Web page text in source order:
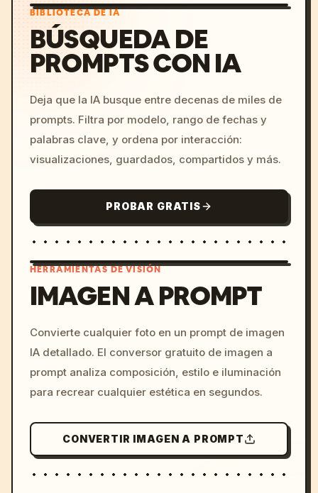
BIBLIOTECA DE IA
BÚSQUEDA DE
PROMPTS CON IA
Deja que la IA busque entre decenas de miles de
prompts. Filtra por modelo, rango de fechas y
palabras clave, y ordena por interacción:
visualizaciones, guardados, compartidos y más.
PROBAR GRATIS
c, cyberpunk sunset, neon
colors, 8k --v 6.0
HERRAMIENTAS DE VISIÓN
IMAGEN A PROMPT
Convierte cualquier foto en un prompt de imagen
IA detallado. El conversor gratuito de imagen a
prompt analiza composición, estilo e iluminación
para recrear cualquier estética en segundos.
CONVERTIR IMAGEN A PROMPT